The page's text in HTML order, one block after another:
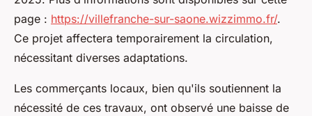
page : https://villefranche-sur-saone.wizzimmo.fr/.
Ce projet affectera temporairement la circulation,
nécessitant diverses adaptations.
Les commerçants locaux, bien qu'ils soutiennent la
nécessité de ces travaux, ont observé une baisse de